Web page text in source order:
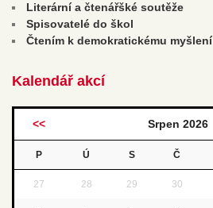
Literární a čtenářšké soutěže
Spisovatelé do škol
Čtením k demokratickému myšlení
Kalendář akcí
<< Srpen 2026
P Ú S Č
27 28 29 30